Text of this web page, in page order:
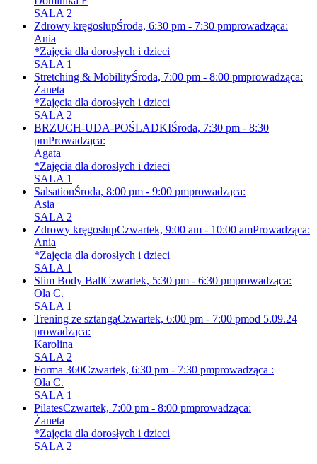
SALA 2
Zdrowy kręgosłupŚroda, 6:30 pm - 7:30 pmprowadząca:
Ania
*Zajęcia dla dorosłych i dzieci
SALA 1
Stretching & MobilityŚroda, 7:00 pm - 8:00 pmprowadząca:
Żaneta
*Zajęcia dla dorosłych i dzieci
SALA 2
BRZUCH-UDA-POŚLADKIŚroda, 7:30 pm - 8:30
pmProwadząca:
Agata
*Zajęcia dla dorosłych i dzieci
SALA 1
SalsationŚroda, 8:00 pm - 9:00 pmprowadząca:
Asia
SALA 2
Zdrowy kręgosłupCzwartek, 9:00 am - 10:00 amProwadząca:
Ania
*Zajęcia dla dorosłych i dzieci
SALA 1
Slim Body BallCzwartek, 5:30 pm - 6:30 pmprowadząca:
Ola C.
SALA 1
Trening ze sztangąCzwartek, 6:00 pm - 7:00 pmod 5.09.24
prowadząca:
Karolina
SALA 2
Forma 360Czwartek, 6:30 pm - 7:30 pmprowadząca :
Ola C.
SALA 1
PilatesCzwartek, 7:00 pm - 8:00 pmprowadząca:
Żaneta
*Zajęcia dla dorosłych i dzieci
SALA 2